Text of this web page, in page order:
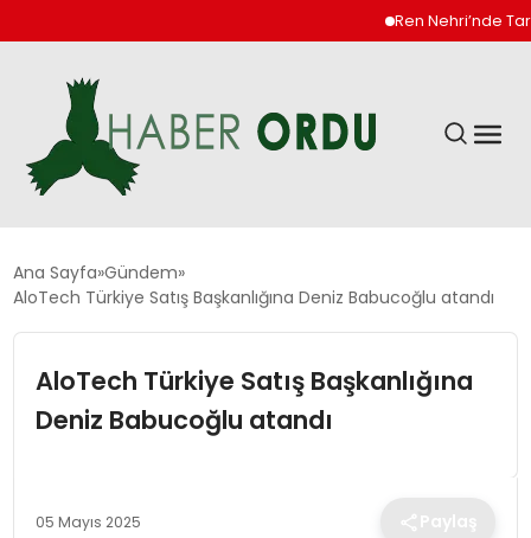
Ren Nehri’nde Tarihi
GÜNDEM
DÜNYA
EKONOMI
Ana Sayfa Gündem
AloTech Türkiye Satış Başkanlığına Deniz Babucoğlu atandı
AloTech Türkiye Satış Başkanlığına
Deniz Babucoğlu atandı
05 Mayıs 2025